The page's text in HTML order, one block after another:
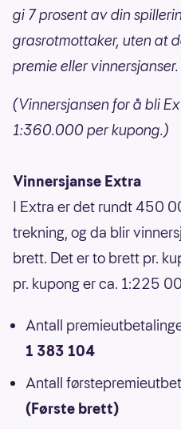
gi 7 prosent av din
grasrotmottaker, uten at
premie eller vinnersjanser.
(Vinnersjansen for å bli
1:360.000 per kupong.)
Vinnersjanse Extra
I Extra er det rundt 450
trekning, og da blir
brett. Det er to brett pr.
pr. kupong er ca. 1:225
Antall
1 383 104
Antall
(Første brett)